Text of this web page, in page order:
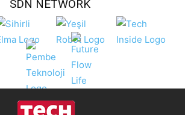
SDN NETWORK